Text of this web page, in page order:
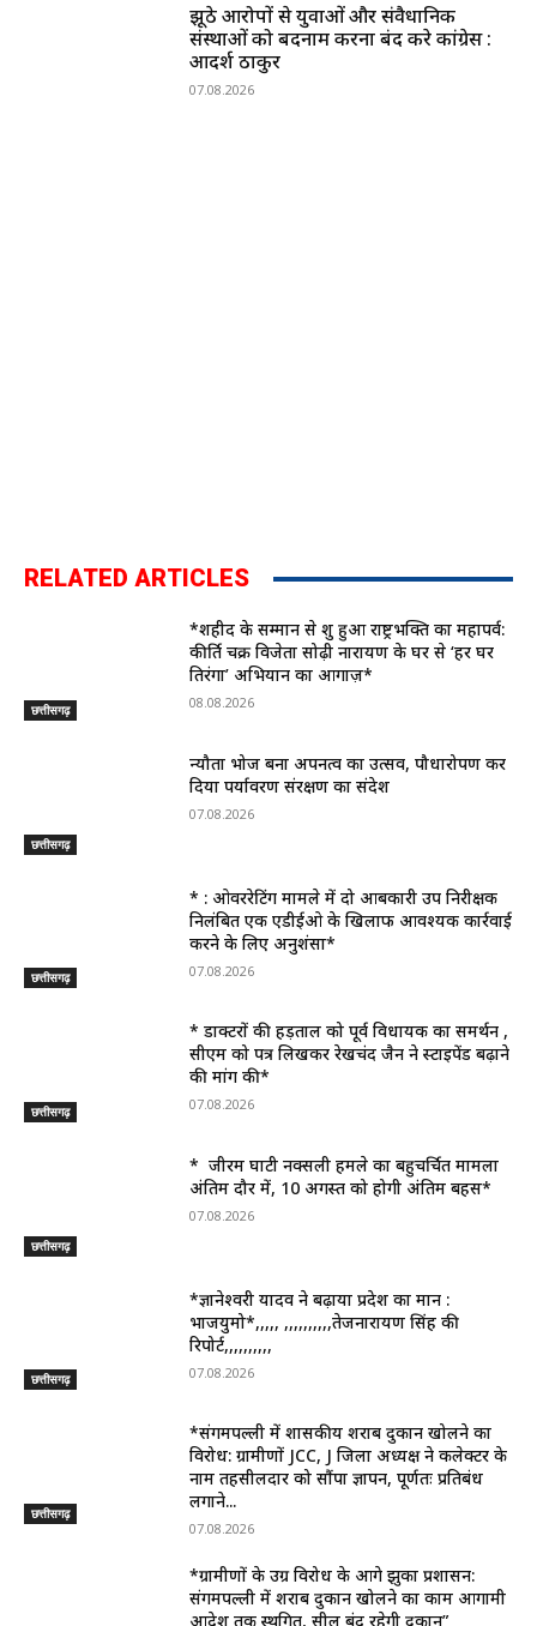
झूठे आरोपों से युवाओं और संवैधानिक
संस्थाओं को बदनाम करना बंद करे कांग्रेस :
आदर्श ठाकुर
07.08.2026
RELATED ARTICLES
छत्तीसगढ़
*शहीद के सम्मान से शुरू हुआ राष्ट्रभक्ति का महापर्व:
कीर्ति चक्र विजेता सोढ़ी नारायण के घर से ‘हर घर
तिरंगा’ अभियान का आगाज़*
08.08.2026
छत्तीसगढ़
न्यौता भोज बना अपनत्व का उत्सव, पौधारोपण कर
दिया पर्यावरण संरक्षण का संदेश
07.08.2026
छत्तीसगढ़
* : ओवररेटिंग मामले में दो आबकारी उप निरीक्षक
निलंबित एक एडीईओ के खिलाफ आवश्यक कार्रवाई
करने के लिए अनुशंसा*
07.08.2026
छत्तीसगढ़
* डाक्टरों की हड़ताल को पूर्व विधायक का समर्थन ,
सीएम को पत्र लिखकर रेखचंद जैन ने स्टाइपेंड बढ़ाने
की मांग की*
07.08.2026
छत्तीसगढ़
* जीरम घाटी नक्सली हमले का बहुचर्चित मामला
अंतिम दौर में, 10 अगस्त को होगी अंतिम बहस*
07.08.2026
छत्तीसगढ़
*ज्ञानेश्वरी यादव ने बढ़ाया प्रदेश का मान :
भाजयुमो*,,,,, ,,,,,,,,,,तेजनारायण सिंह की
रिपोर्ट,,,,,,,,,,
07.08.2026
छत्तीसगढ़
*संगमपल्ली में शासकीय शराब दुकान खोलने का
विरोध: ग्रामीणों JCC, J जिला अध्यक्ष ने कलेक्टर के
नाम तहसीलदार को सौंपा ज्ञापन, पूर्णतः प्रतिबंध
लगाने...
07.08.2026
*ग्रामीणों के उग्र विरोध के आगे झुका प्रशासन:
संगमपल्ली में शराब दुकान खोलने का काम आगामी
आदेश तक स्थगित, सील बंद रहेगी दुकान”